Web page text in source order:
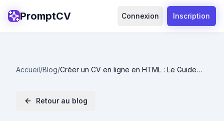
PromptCV Connexion Inscription
Accueil/Blog/Créer un CV en ligne en HTML : Le Guide
Retour au blog